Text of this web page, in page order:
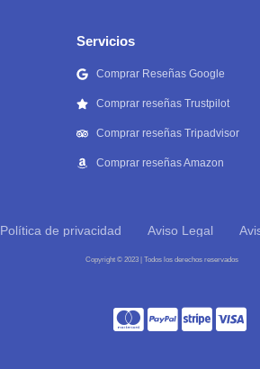
Servicios
Comprar Reseñas Google
Comprar reseñas Trustpilot
Comprar reseñas Tripadvisor
Comprar reseñas Amazon
Política de privacidad Aviso Legal
Copyright © 2023 | Todos los derechos reservados